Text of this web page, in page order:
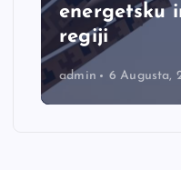
energetsku
regiji
admin 6 Augusta,